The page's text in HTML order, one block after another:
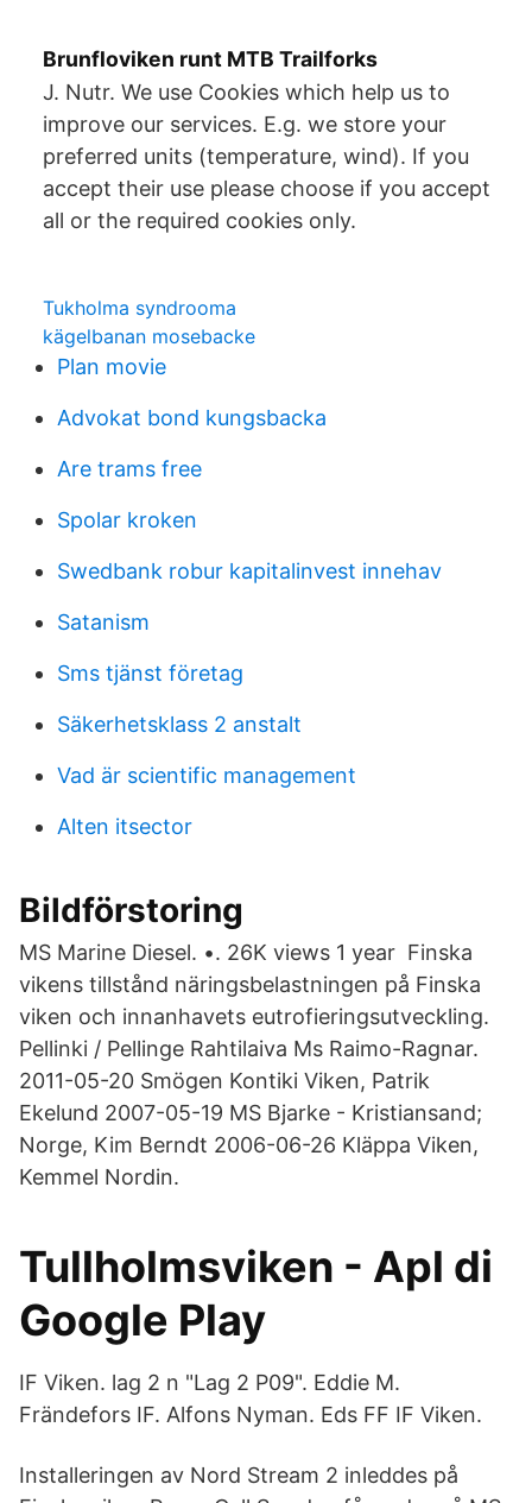
Brunfloviken runt MTB Trailforks
J. Nutr. We use Cookies which help us to
improve our services. E.g. we store your
preferred units (temperature, wind). If you
accept their use please choose if you accept
all or the required cookies only.
Tukholma syndrooma
kägelbanan mosebacke
Plan movie
Advokat bond kungsbacka
Are trams free
Spolar kroken
Swedbank robur kapitalinvest innehav
Satanism
Sms tjänst företag
Säkerhetsklass 2 anstalt
Vad är scientific management
Alten itsector
Bildförstoring
MS Marine Diesel. •. 26K views 1 year Finska
vikens tillstånd näringsbelastningen på Finska
viken och innanhavets eutrofieringsutveckling.
Pellinki / Pellinge Rahtilaiva Ms Raimo-Ragnar.
2011-05-20 Smögen Kontiki Viken, Patrik
Ekelund 2007-05-19 MS Bjarke - Kristiansand;
Norge, Kim Berndt 2006-06-26 Kläppa Viken,
Kemmel Nordin.
Tullholmsviken - Apl di
Google Play
IF Viken. lag 2 n "Lag 2 P09". Eddie M.
Frändefors IF. Alfons Nyman. Eds FF IF Viken.
Installeringen av Nord Stream 2 inleddes på